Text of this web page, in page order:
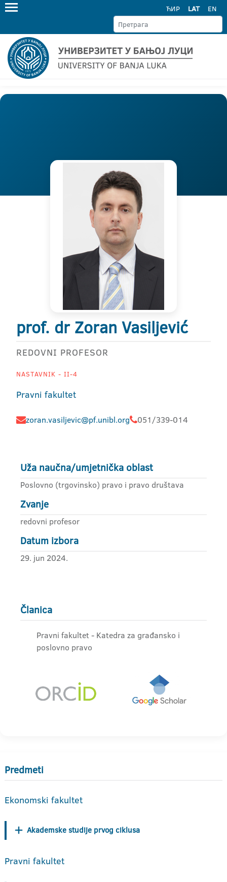
ЋИР LAT EN
prof. dr Zoran Vasiljević
REDOVNI PROFESOR
NASTAVNIK - II-4
Pravni fakultet
zoran.vasiljevic@pf.unibl.org 051/339-014
Uža naučna/umjetnička oblast
Poslovno (trgovinsko) pravo i pravo društava
Zvanje
redovni profesor
Datum izbora
29. jun 2024.
Članica
Pravni fakultet - Katedra za građansko i
poslovno pravo
Predmeti
Ekonomski fakultet
Akademske studije prvog ciklusa
Pravni fakultet